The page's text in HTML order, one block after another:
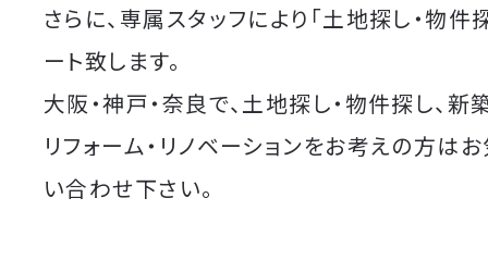
さらに、専属スタッフにより「土地探し・物件
ート致します。
大阪・神戸・奈良で、土地探し・物件探し、新
リフォーム・リノベーションをお考えの方は
い合わせ下さい。